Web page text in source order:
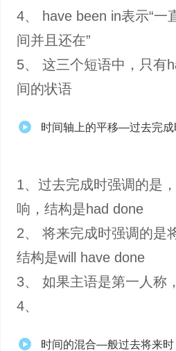
4、 have been in表示“一
间并且还在”
5、 这三个短语中，只有
间的状语
时间轴上的平移—过去完成
1、过去完成时强调的是
响，结构是had done
2、 将来完成时强调的是
结构是will have done
3、 如果主语是第一人称
4、
时间的混合—般过去将来时